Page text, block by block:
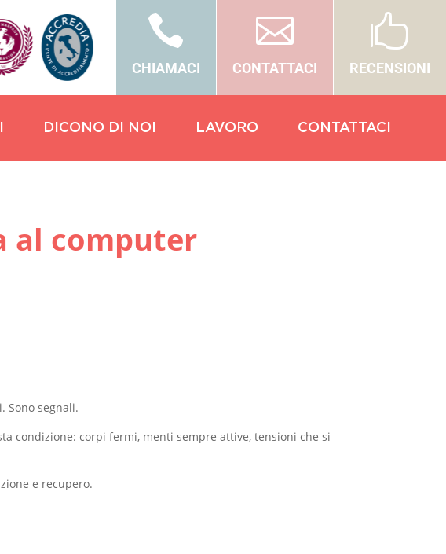

CHIAMACI

CONTATTACI

RECENSIONI
DICONO DI NOI LAVORO CONTATTACI
al computer
Sono segnali.
condizione: corpi fermi, menti sempre attive, tensioni che si
e recupero.